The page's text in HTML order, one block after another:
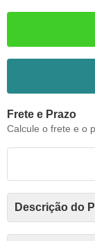
Frete e Prazo
Calcule o frete e o
Descrição do